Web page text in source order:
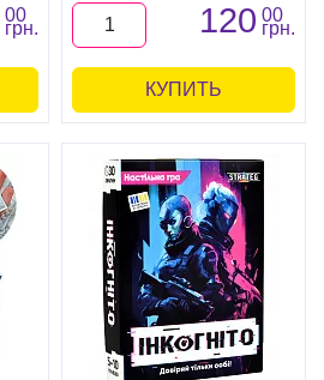
00
грн. 120 00
грн.
КУПИТЬ